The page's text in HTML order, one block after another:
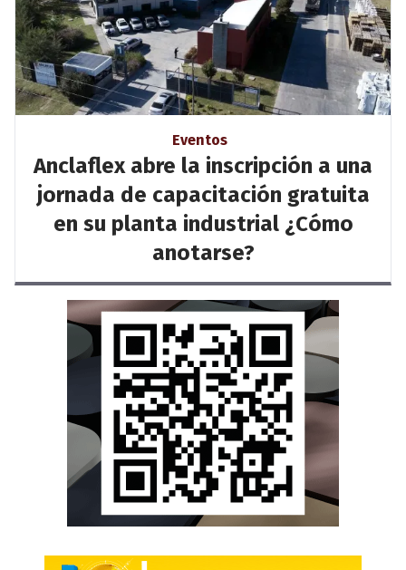
Eventos
Anclaflex abre la inscripción a una
jornada de capacitación gratuita
en su planta industrial ¿Cómo
anotarse?